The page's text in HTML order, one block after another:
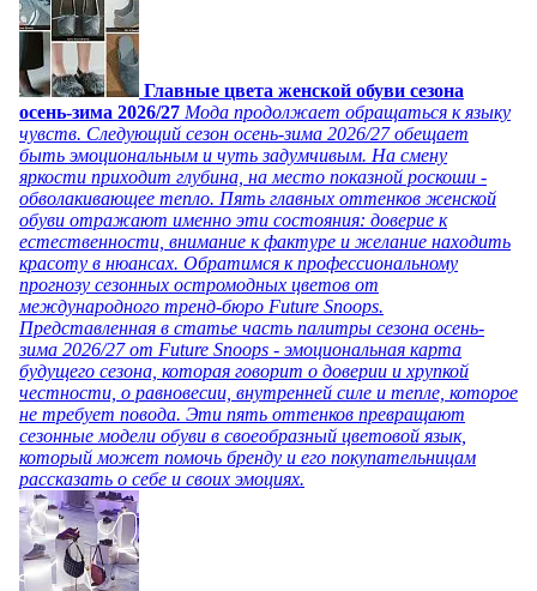
Главные цвета женской обуви сезона
осень-зима 2026/27 Мода продолжает обращаться к языку
чувств. Следующий сезон осень-зима 2026/27 обещает
быть эмоциональным и чуть задумчивым. На смену
яркости приходит глубина, на место показной роскоши -
обволакивающее тепло. Пять главных оттенков женской
обуви отражают именно эти состояния: доверие к
естественности, внимание к фактуре и желание находить
красоту в нюансах. Обратимся к профессиональному
прогнозу сезонных остромодных цветов от
международного тренд-бюро Future Snoops.
Представленная в статье часть палитры сезона осень-
зима 2026/27 от Future Snoops - эмоциональная карта
будущего сезона, которая говорит о доверии и хрупкой
честности, о равновесии, внутренней силе и тепле, которое
не требует повода. Эти пять оттенков превращают
сезонные модели обуви в своеобразный цветовой язык,
который может помочь бренду и его покупательницам
рассказать о себе и своих эмоциях.